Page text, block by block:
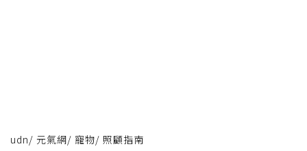
udn/ 元氣網/ 寵物/ 照顧指南